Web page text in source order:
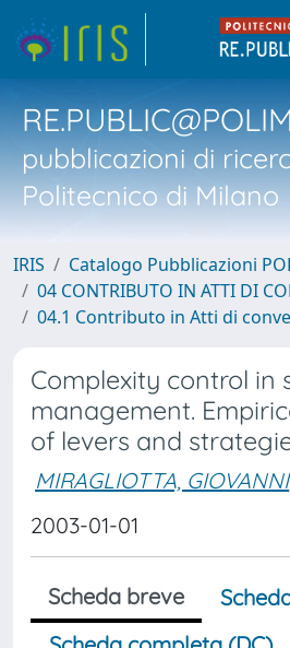
pubblicazioni di
Politecnico di Milano
IRIS
Catalogo Pubblicazioni
04 CONTRIBUTO IN ATTI DI
04.1 Contributo in Atti di
Complexity control in
management.
of levers and
MIRAGLIOTTA, GIOVANNI
2003-01-01
Scheda breve